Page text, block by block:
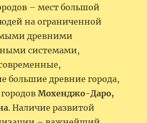
– мест большой
на ограниченной
древними
системами,
большие древние города,
Мохенджо-Даро,
. Наличие развитой